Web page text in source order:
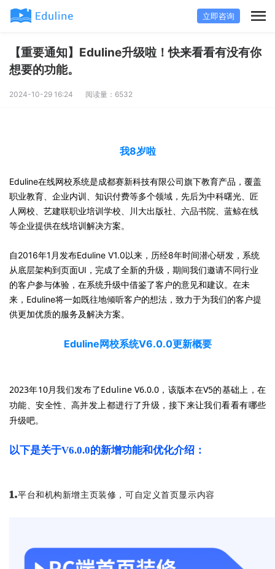
立即咨询
【重要通知】Eduline升级啦！快来看看有没有你
想要的功能。
2024-10-29 16:24 阅读量：6532
我8岁啦
Eduline在线网校系统是成都赛新科技有限公司旗下教育产品，覆盖
职业教育、企业内训、知识付费等多个领域，先后为中科曙光、匠
人网校、艺建联职业培训学校、川大出版社、六品书院、蓝鲸在线
等企业提供在线培训解决方案。
自2016年1月发布Eduline V1.0以来，历经8年时间潜心研发，系统
从底层架构到页面UI，完成了全新的升级，期间我们邀请不同行业
的客户参与体验，在系统升级中借鉴了客户的意见和建议。 在未
来，Eduline将一如既往地倾听客户的想法，致力于为我们的客户提
供更加优质的服务及解决方案。
Eduline网校系统V6.0.0更新概要
2023年10月我们发布了Eduline V6.0.0，该版本在V5的基础上，在
功能、安全性、高并发上都进行了升级，接下来让我们看看有哪些
升级吧。
以下是关于V6.0.0的新增功能和优化介绍：
1.平台和机构新增主页装修，可自定义首页显示内容